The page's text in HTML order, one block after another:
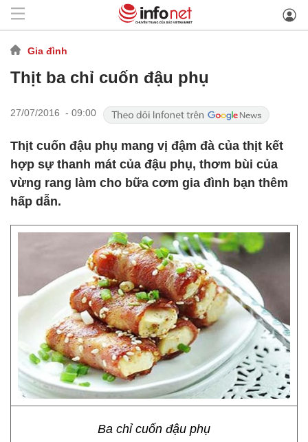
Gia đình
Thịt ba chỉ cuốn đậu phụ
27/07/2016 - 09:00
Thịt cuốn đậu phụ mang vị đậm đà của thịt kết
hợp sự thanh mát của đậu phụ, thơm bùi của
vừng rang làm cho bữa cơm gia đình bạn thêm
hấp dẫn.
Ba chỉ cuốn đậu phụ